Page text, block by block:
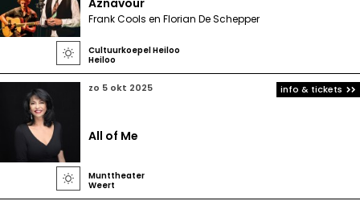

Aznavour
Frank Cools en Florian De Schepper
Cultuurkoepel Heiloo
Heiloo

zo 5 okt 2025
All of Me
Munttheater
Weert
info & tickets